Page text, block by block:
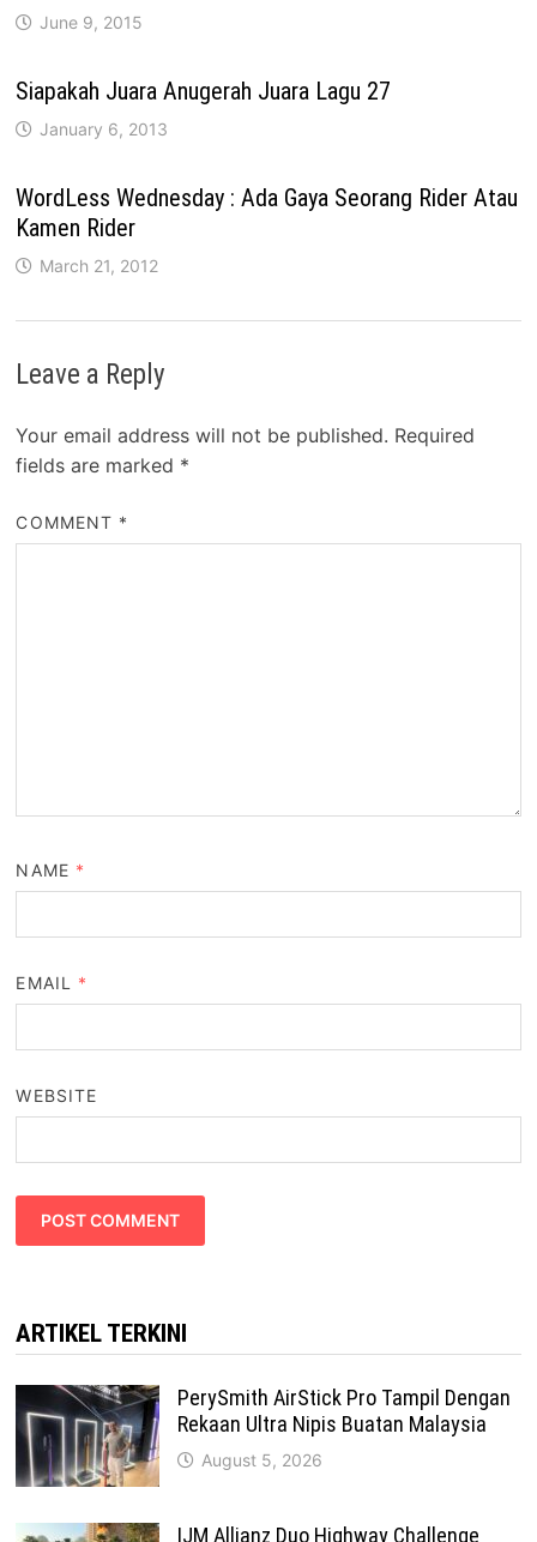
June 9, 2015
Siapakah Juara Anugerah Juara Lagu 27
January 6, 2013
WordLess Wednesday : Ada Gaya Seorang Rider Atau
Kamen Rider
March 21, 2012
Leave a Reply
Your email address will not be published. Required
fields are marked *
COMMENT *
NAME *
EMAIL *
WEBSITE
ARTIKEL TERKINI
PerySmith AirStick Pro Tampil Dengan
Rekaan Ultra Nipis Buatan Malaysia
August 5, 2026
IJM Allianz Duo Highway Challenge